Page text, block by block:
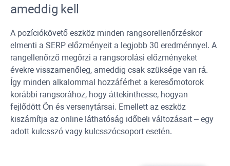
ameddig kell
A pozíciókövető eszköz minden rangsorellenőrzéskor
elmenti a SERP előzményeit a legjobb 30 eredménnyel. A
rangellenőrző megőrzi a rangsorolási előzményeket
évekre visszamenőleg, ameddig csak szüksége van rá.
Így minden alkalommal hozzáférhet a keresőmotorok
korábbi rangsorához, hogy áttekinthesse, hogyan
fejlődött Ön és versenytársai. Emellett az eszköz
kiszámítja az online láthatóság időbeli változásait – egy
adott kulcsszó vagy kulcsszócsoport esetén.